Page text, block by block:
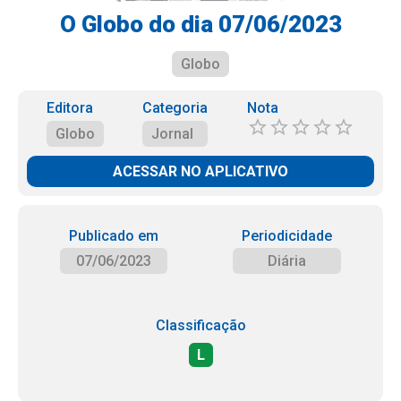
O Globo do dia 07/06/2023
Globo
Editora
Globo
Categoria
Jornal
Nota
ACESSAR NO APLICATIVO
Publicado em
07/06/2023
Periodicidade
Diária
Classificação
L